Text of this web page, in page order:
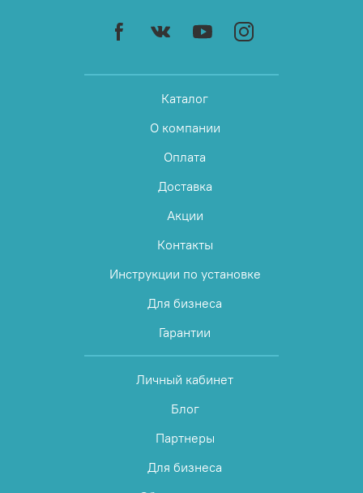
Каталог
О компании
Оплата
Доставка
Акции
Контакты
Инструкции по установке
Для бизнеса
Гарантии
Личный кабинет
Блог
Партнеры
Для бизнеса